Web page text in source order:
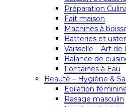
Préparation
Fait maison
Machines à
Batteries et
Vaisselle – Art de
Balance de
Fontaines à Eau
Beauté – Hygiène &
Epilation
Rasage masculin